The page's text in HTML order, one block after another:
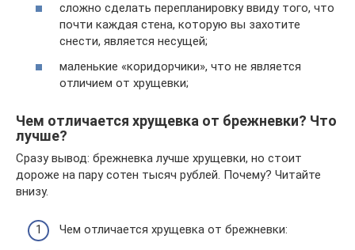
сложно сделать перепланировку ввиду того, что
почти каждая стена, которую вы захотите
снести, является несущей;
маленькие «коридорчики», что не является
отличием от хрущевки;
Чем отличается хрущевка от брежневки? Что
лучше?
Сразу вывод: брежневка лучше хрущевки, но стоит
дороже на пару сотен тысяч рублей. Почему? Читайте
внизу.
Чем отличается хрущевка от брежневки: